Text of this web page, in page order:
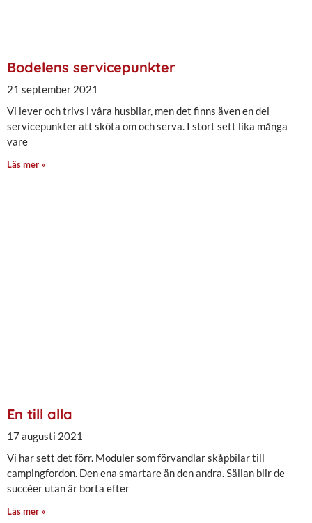
Bodelens servicepunkter
21 september 2021
Vi lever och trivs i våra husbilar, men det finns även en del
servicepunkter att sköta om och serva. I stort sett lika många
vare
Läs mer »
En till alla
17 augusti 2021
Vi har sett det förr. Moduler som förvandlar skåpbilar till
campingfordon. Den ena smartare än den andra. Sällan blir de
succéer utan är borta efter
Läs mer »